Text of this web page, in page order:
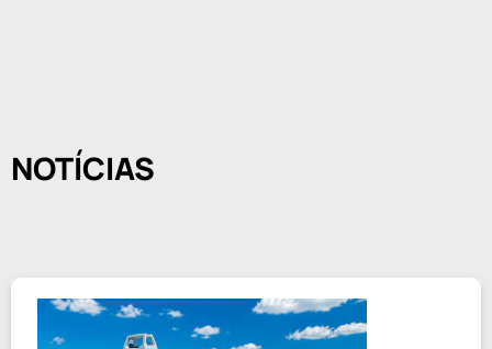
NOTÍCIAS